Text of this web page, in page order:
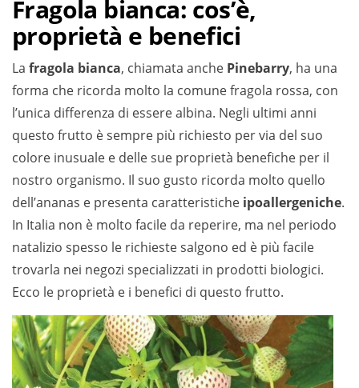
Fragola bianca: cos’è,
proprietà e benefici
La fragola bianca, chiamata anche Pinebarry, ha una
forma che ricorda molto la comune fragola rossa, con
l’unica differenza di essere albina. Negli ultimi anni
questo frutto è sempre più richiesto per via del suo
colore inusuale e delle sue proprietà benefiche per il
nostro organismo. Il suo gusto ricorda molto quello
dell’ananas e presenta caratteristiche ipoallergeniche.
In Italia non è molto facile da reperire, ma nel periodo
natalizio spesso le richieste salgono ed è più facile
trovarla nei negozi specializzati in prodotti biologici.
Ecco le proprietà e i benefici di questo frutto.